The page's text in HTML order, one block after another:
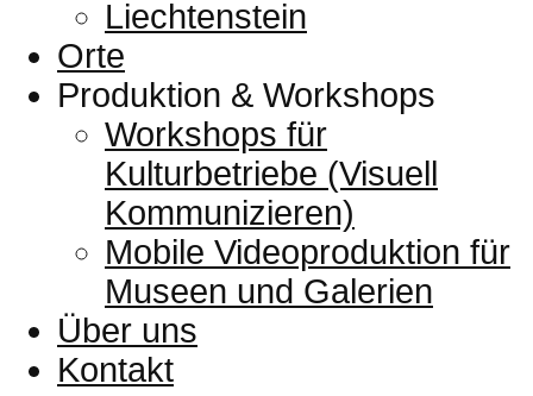
Liechtenstein
Orte
Produktion & Workshops
Workshops für
Kulturbetriebe (Visuell
Kommunizieren)
Mobile Videoproduktion für
Museen und Galerien
Über uns
Kontakt